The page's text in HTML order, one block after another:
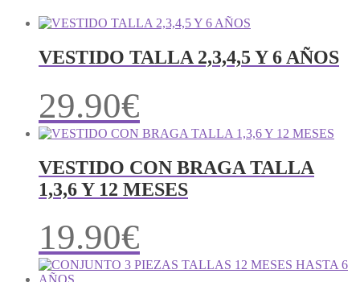
VESTIDO TALLA 2,3,4,5 Y 6 AÑOS
29.90€
VESTIDO CON BRAGA TALLA
1,3,6 Y 12 MESES
19.90€